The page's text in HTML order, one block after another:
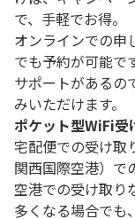
で、手軽でお得。
オンラインでの申
でも予約が可能で
サポートがあるの
みいただけます。
ポケット型WiFi受
宅配便での受け取
関西国際空港）で
空港での受け取り
多くなる場合でも